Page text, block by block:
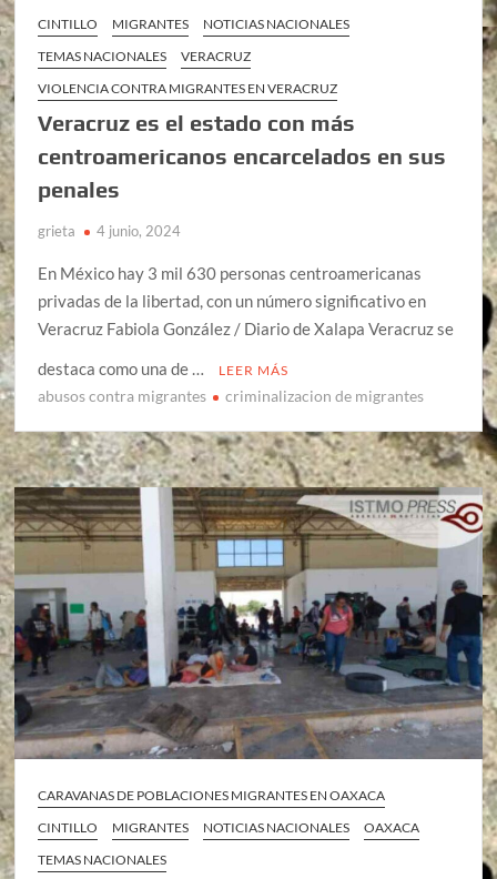
CINTILLO MIGRANTES
NOTICIAS NACIONALES
TEMAS NACIONALES
VERACRUZ
VIOLENCIA CONTRA MIGRANTES EN VERACRUZ
Veracruz es el estado con más
centroamericanos encarcelados en sus
penales
grieta 4 junio, 2024
En México hay 3 mil 630 personas centroamericanas
privadas de la libertad, con un número significativo en
Veracruz Fabiola González / Diario de Xalapa Veracruz se
destaca como una de …
LEER MÁS
abusos contra migrantes criminalizacion de migrantes
CARAVANAS DE POBLACIONES MIGRANTES EN OAXACA
CINTILLO
MIGRANTES NOTICIAS NACIONALES
OAXACA
TEMAS NACIONALES